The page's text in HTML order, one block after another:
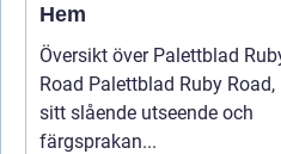
Hem
Översikt över Palettblad
Road Palettblad Ruby Road, med
sitt slående utseende och
färgsprakan...